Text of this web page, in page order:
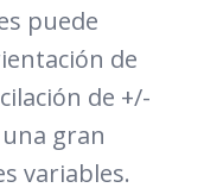
puede
de
de +/-
gran
variables.